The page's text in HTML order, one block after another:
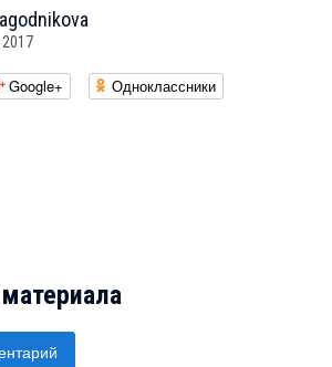
Google+
Одноклассники